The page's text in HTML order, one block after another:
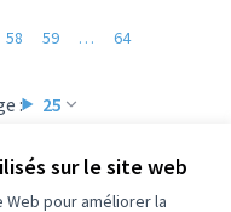
sur le site web
pour améliorer la
: 25
58 59 … 64